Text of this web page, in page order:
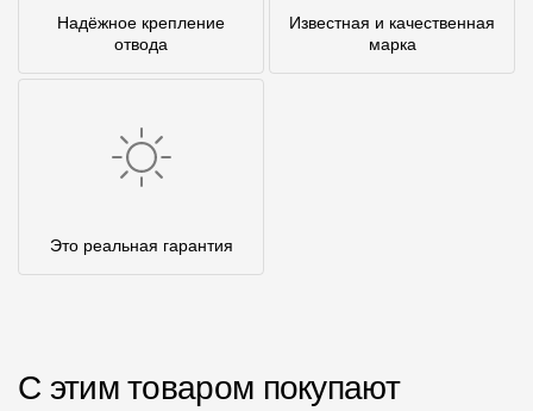
Надёжное крепление
отвода
Известная и качественная
марка
Это реальная гарантия
С этим товаром покупают